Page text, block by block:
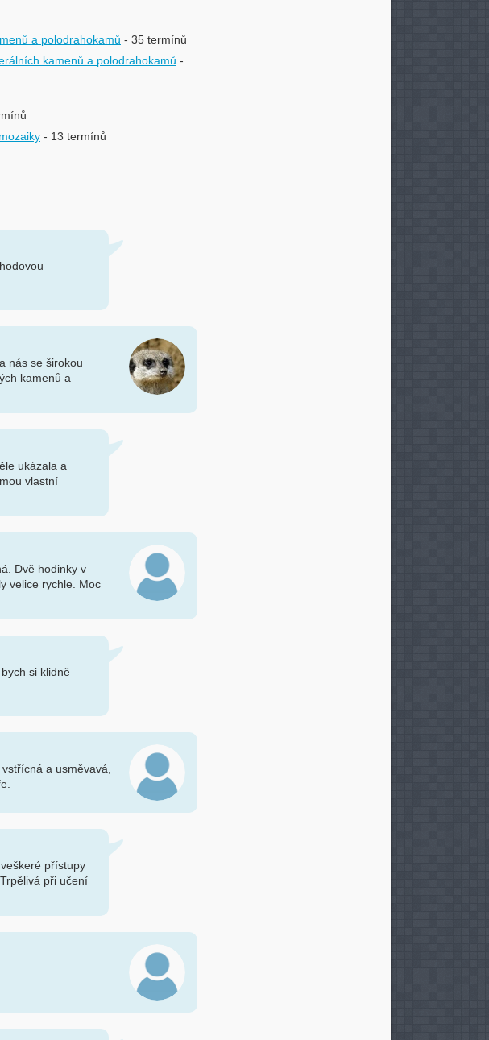
a polodrahokamů - 35 termínů
kamenů a polodrahokamů -
- 13 termínů
nás se širokou
kamenů a
ukázala a
vlastní
Dvě hodinky v
velice rychle. Moc
si klidně
a usměvavá,
přístupy
při učení